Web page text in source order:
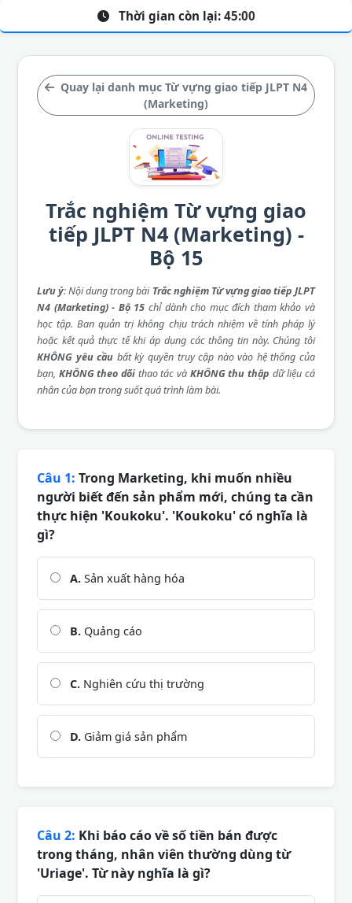
Quay lại danh mục Từ vựng giao tiếp JLPT N4
(Marketing)
Trắc nghiệm Từ vựng giao
tiếp JLPT N4 (Marketing) -
Bộ 15
Lưu ý: Nội dung trong bài Trắc nghiệm Từ vựng giao tiếp JLPT
N4 (Marketing) - Bộ 15 chỉ dành cho mục đích tham khảo và
học tập. Ban quản trị không chịu trách nhiệm về tính pháp lý
hoặc kết quả thực tế khi áp dụng các thông tin này. Chúng tôi
KHÔNG yêu cầu bất kỳ quyền truy cập nào vào hệ thống của
bạn, KHÔNG theo dõi thao tác và KHÔNG thu thập dữ liệu cá
nhân của bạn trong suốt quá trình làm bài.
Thời gian còn lại: 45:00
Câu 1: Trong Marketing, khi muốn nhiều
người biết đến sản phẩm mới, chúng ta cần
thực hiện 'Koukoku'. 'Koukoku' có nghĩa là
gì?
A. Sản xuất hàng hóa
B. Quảng cáo
C. Nghiên cứu thị trường
D. Giảm giá sản phẩm
Câu 2: Khi báo cáo về số tiền bán được
trong tháng, nhân viên thường dùng từ
'Uriage'. Từ này nghĩa là gì?